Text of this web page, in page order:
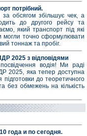
потрібний.
за обсягом збільшує чек, а
до другого рейсу та
який транспорт під які
могли точно сформулювати
тоннаж та пробіг.
2025 з відповідями
водія! Ми раді
2025, яка тепер доступна
до теоретичного
без обмежень на кількість
года и по сегодня.